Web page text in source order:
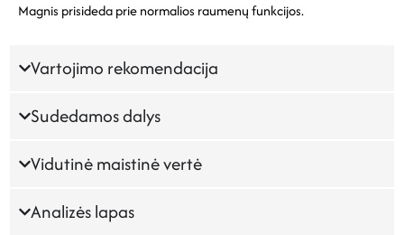
Magnis prisideda prie normalios raumenų funkcijos.
Vartojimo rekomendacija
Sudedamos dalys
Vidutinė maistinė vertė
Analizės lapas